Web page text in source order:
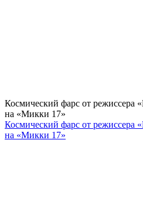
Космический фарс от режиссера
на «Микки 17»
Космический фарс от режиссера
на «Микки 17»